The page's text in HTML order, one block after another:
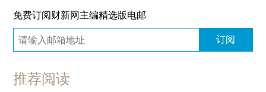
免费订阅财新网主编精选版电邮
订阅
推荐阅读